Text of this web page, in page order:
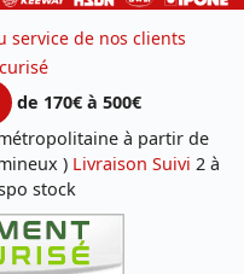
service de nos clients
de 170€ à 500€
à partir de
) Livraison Suivi 2 à
stock